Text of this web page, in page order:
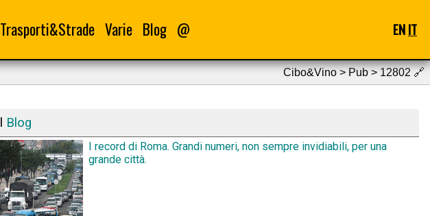
Trasporti&Strade Varie Blog @ ENIT
Cibo&Vino > Pub > 12802 🔗
Blog
I record di Roma. Grandi numeri, non sempre invidiabili, per una
grande città.